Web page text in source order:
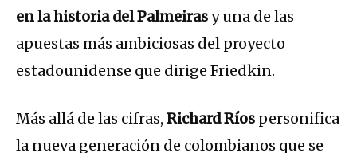
en la historia del Palmeirasy una de las
apuestas más ambiciosas del proyecto
estadounidense que dirige Friedkin.
Más allá de las cifras, Richard Ríos personifica
la nueva generación de colombianos que se